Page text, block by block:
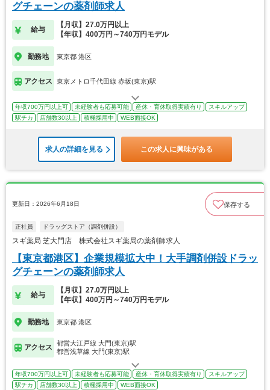
グチェーンの薬剤師求人
給与
【月収】27.0万円以上
【年収】400万円～740万円モデル
勤務地 東京都 港区
アクセス 東京メトロ千代田線 赤坂(東京)駅
年収700万円以上可 未経験者も応募可能 産休・育休取得実績有り
スキルアップ
駅チカ
店舗数30以上 積極採用中 WEB面接OK
求人の詳細を見る この求人に興味がある
更新日：2026年6月18日 保存する
正社員 ドラッグストア（調剤併設）
スギ薬局 芝大門店 株式会社スギ薬局の薬剤師求人
【東京都港区】企業規模拡大中！大手調剤併設ドラッ
グチェーンの薬剤師求人
給与
【月収】27.0万円以上
【年収】400万円～740万円モデル
勤務地 東京都 港区
アクセス
都営大江戸線 大門(東京)駅
都営浅草線 大門(東京)駅
年収700万円以上可 未経験者も応募可能 産休・育休取得実績有り
スキルアップ
駅チカ
店舗数30以上 積極採用中 WEB面接OK